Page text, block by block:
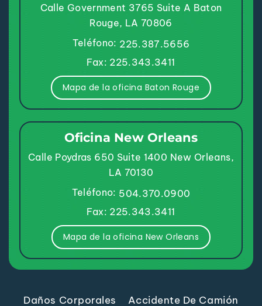
Calle Government 3765 Suite A Baton
Rouge, LA 70806
Teléfono: 225.387.5656
Fax: 225.343.3411
Mapa de la oficina Baton Rouge
Oficina New Orleans
Calle Poydras 650 Suite 1400 New Orleans,
LA 70130
Teléfono: 504.370.0900
Fax: 225.343.3411
Mapa de la oficina New Orleans
Daños Corporales
Accidente De Camión